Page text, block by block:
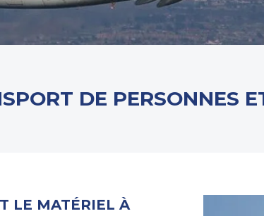
DE PERSONNES
LE MATÉRIEL À